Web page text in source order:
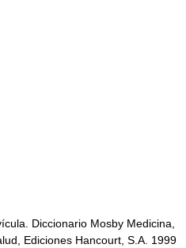
Diccionario Mosby Medicina,
Ediciones Hancourt, S.A. 1999